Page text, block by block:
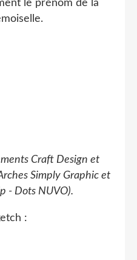
le prénom de la
Craft Design et
Simply Graphic et
- Dots NUVO).
: